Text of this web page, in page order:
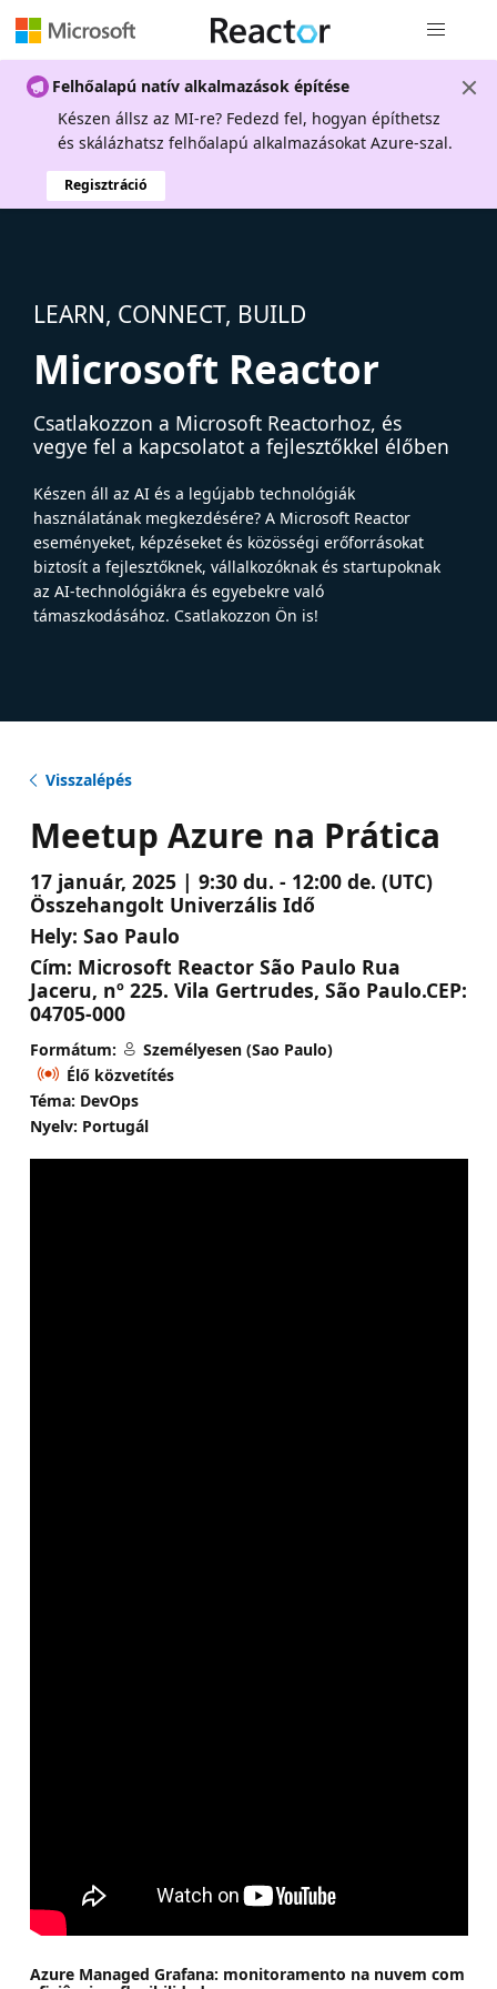
Felhőalapú natív alkalmazások építése
Készen állsz az MI-re? Fedezd fel, hogyan építhetsz
és skálázhatsz felhőalapú alkalmazásokat Azure-szal.
Regisztráció
LEARN, CONNECT, BUILD
Microsoft Reactor
Csatlakozzon a Microsoft Reactorhoz, és
vegye fel a kapcsolatot a fejlesztőkkel élőben
Készen áll az AI és a legújabb technológiák
használatának megkezdésére? A Microsoft Reactor
eseményeket, képzéseket és közösségi erőforrásokat
biztosít a fejlesztőknek, vállalkozóknak és startupoknak
az AI-technológiákra és egyebekre való
támaszkodásához. Csatlakozzon Ön is!
Visszalépés
Meetup Azure na Prática
17 január, 2025 | 9:30 du. - 12:00 de. (UTC)
Összehangolt Univerzális Idő
Hely: Sao Paulo
Cím: Microsoft Reactor São Paulo Rua
Jaceru, nº 225. Vila Gertrudes, São Paulo.CEP:
04705-000
Formátum:
Személyesen (Sao Paulo)
Élő közvetítés
Téma: DevOps
Nyelv: Portugál
Azure Managed Grafana: monitoramento na nuvem com